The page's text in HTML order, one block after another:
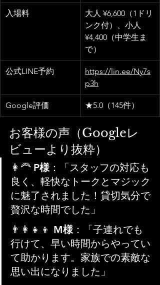
入場料
大人 ¥6,600（1ドリ
ンク付）、小人
¥4,400（中学生ま
で）
公式LINE予約
https://lin.ee/Ny7s
p3h
Google評価 ★5.0（145件）
お客様の声（Googleレ
ビューより抜粋）
👩‍🦰 P様：「スタッフの対応も
良く、軽快なトークとマジック
に魅了されました！貸切気分で
贅沢な時間でした」
👨‍👩‍👧‍👦 M様：「子連れでも
行けて、早い時間からやってい
て助かります。家族での素敵な
思い出になりました」